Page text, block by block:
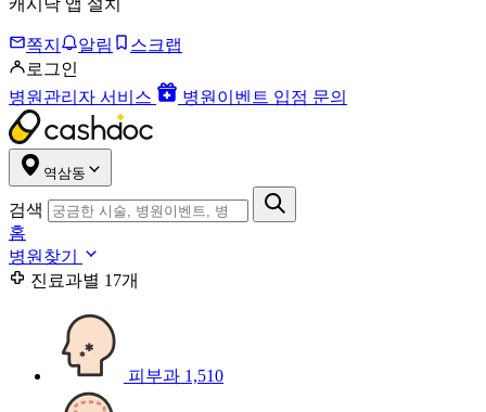
캐시닥 앱 설치
쪽지 알림
스크랩
로그인
병원관리자 서비스
병원이벤트 입점 문의
역삼동
검색
홈
병원찾기
진료과별 17개
피부과 1,510